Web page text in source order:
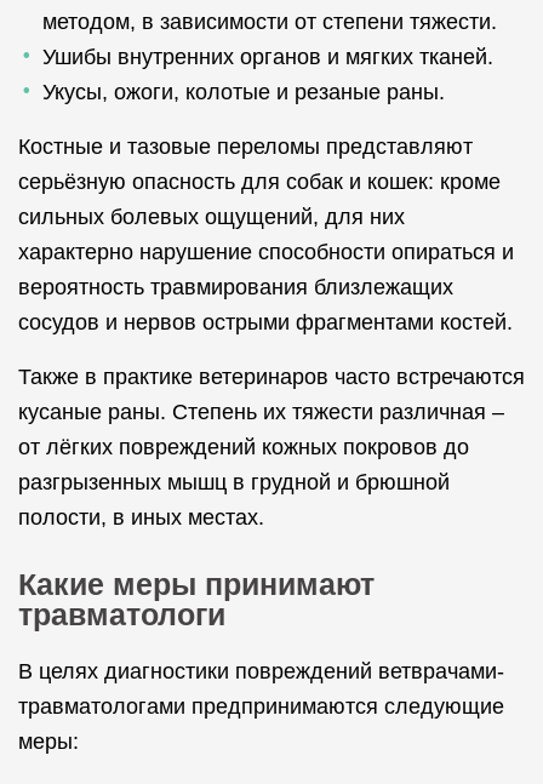
методом, в зависимости от степени тяжести.
Ушибы внутренних органов и мягких тканей.
Укусы, ожоги, колотые и резаные раны.
Костные и тазовые переломы представляют
серьёзную опасность для собак и кошек: кроме
сильных болевых ощущений, для них
характерно нарушение способности опираться и
вероятность травмирования близлежащих
сосудов и нервов острыми фрагментами костей.
Также в практике ветеринаров часто встречаются
кусаные раны. Степень их тяжести различная –
от лёгких повреждений кожных покровов до
разгрызенных мышц в грудной и брюшной
полости, в иных местах.
Какие меры принимают
травматологи
В целях диагностики повреждений ветврачами-
травматологами предпринимаются следующие
меры: